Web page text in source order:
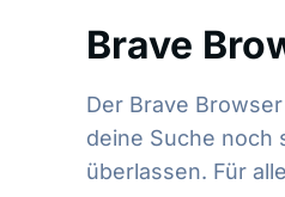
Brave
Der Brave
deine Suche noch
überlassen. Für